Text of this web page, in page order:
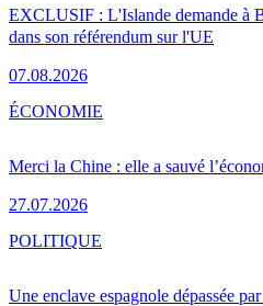
EXCLUSIF : L'Islande demande à
dans son référendum sur l'UE
07.08.2026
Merci la Chine : elle a sauvé
27.07.2026
ÉCONOMIE
Une enclave espagnole dépassée
POLITIQUE